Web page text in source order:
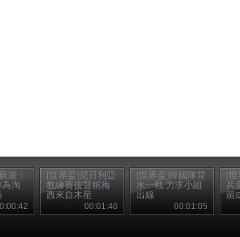
滬：
為淘
[世界盃]尼日利亞
教練賽後聲稱梅
西來自木星
00:01:40
[世界盃]韓國隊背
水一戰 力求小組
出線
00:01:05
[世
兵
留